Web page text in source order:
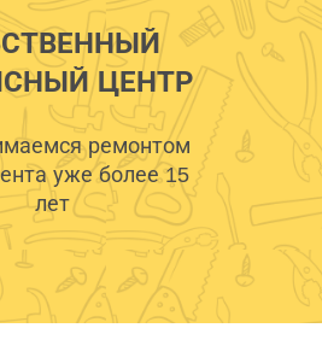
ЦЕНТР
ремонтом
уже более 15
лет